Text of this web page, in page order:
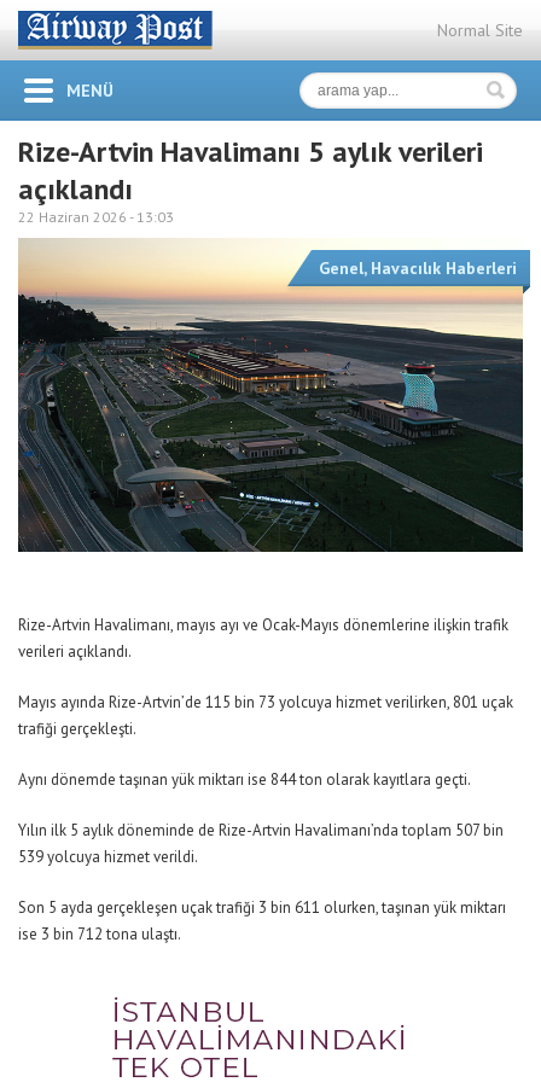
Normal Site
MENÜ
Rize-Artvin Havalimanı 5 aylık verileri
açıklandı
22 Haziran 2026 - 13:03
Genel, Havacılık Haberleri
Rize-Artvin Havalimanı, mayıs ayı ve Ocak-Mayıs dönemlerine ilişkin trafik
verileri açıklandı.
Mayıs ayında Rize-Artvin’de 115 bin 73 yolcuya hizmet verilirken, 801 uçak
trafiği gerçekleşti.
Aynı dönemde taşınan yük miktarı ise 844 ton olarak kayıtlara geçti.
Yılın ilk 5 aylık döneminde de Rize-Artvin Havalimanı’nda toplam 507 bin
539 yolcuya hizmet verildi.
Son 5 ayda gerçekleşen uçak trafiği 3 bin 611 olurken, taşınan yük miktarı
ise 3 bin 712 tona ulaştı.